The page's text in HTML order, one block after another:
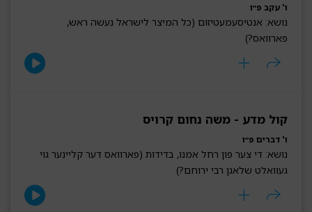
ו' עקב פ״ו
נושא: אנטיסעמעטיזום (כל המיצר לישראל נעשה ראש,
פארוואס?)
קול מדע - משה נחום קרויס
ו' דברים פ״ו
נושא: די צער פון רחל אמנו, בדידות (פארוואס דער קליינער גוי
געוואלט שלאגן רבי ירוחם?)